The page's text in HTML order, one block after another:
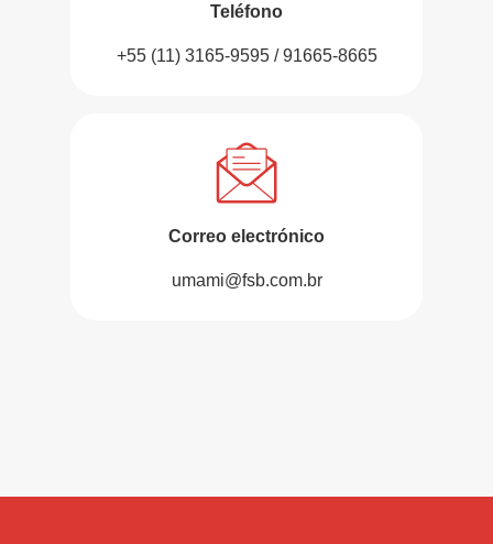
Teléfono
+55 (11) 3165-9595 / 91665-8665
Correo electrónico
umami@fsb.com.br